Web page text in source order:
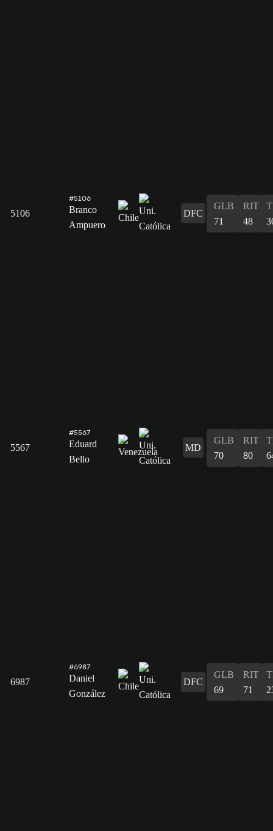
5106
#5106
Branco
Ampuero
DFC
GLB
71
RIT
48
5567
#5567
Eduard
Bello
MD
GLB
70
RIT
80
6987
#6987
Daniel
González
DFC
GLB
69
RIT
71